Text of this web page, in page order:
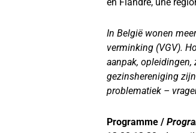
In België wonen
verminking (VGV).
aanpak,
gezinshereniging
problematiek –
Programme /